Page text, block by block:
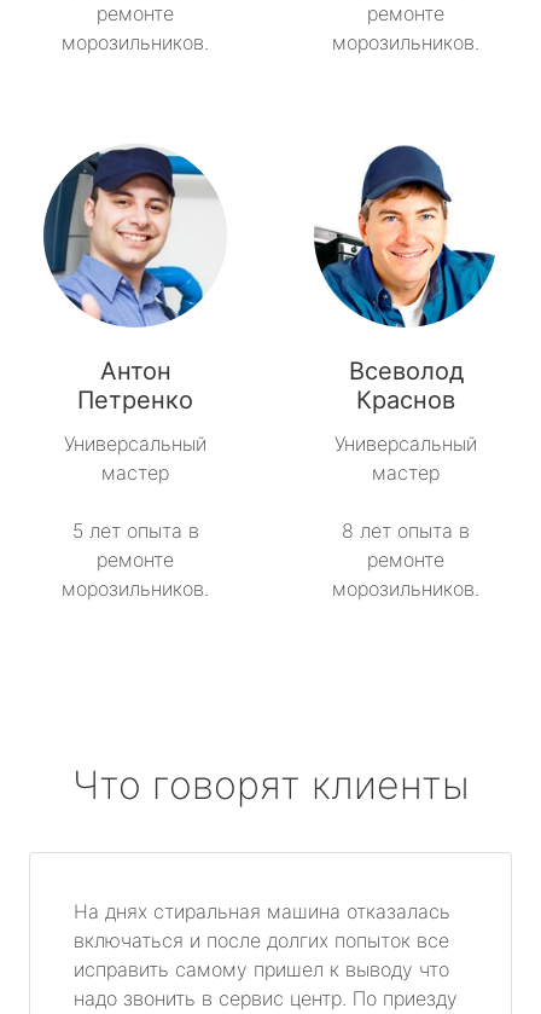
ремонте
морозильников.
ремонте
морозильников.
Антон
Петренко
Универсальный
мастер
5 лет опыта в
ремонте
морозильников.
Всеволод
Краснов
Универсальный
мастер
8 лет опыта в
ремонте
морозильников.
Что говорят клиенты
На днях стиральная машина отказалась
включаться и после долгих попыток все
исправить самому пришел к выводу что
надо звонить в сервис центр. По приезду